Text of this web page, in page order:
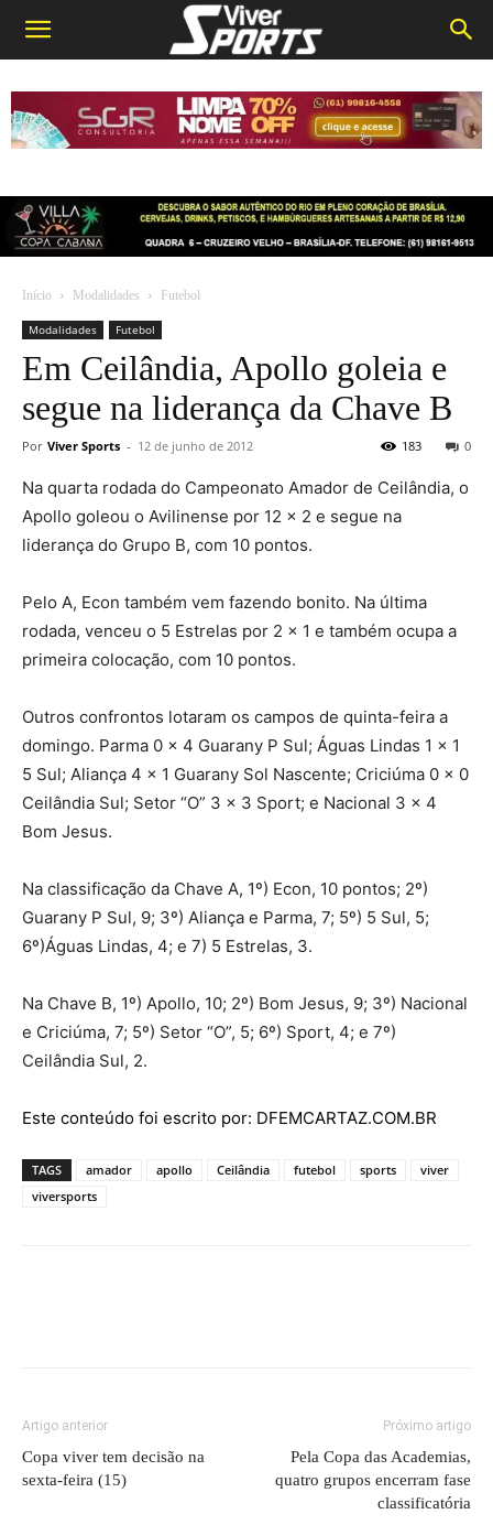
Início Modalidades Futebol
Modalidades Futebol
Em Ceilândia, Apollo goleia e
segue na liderança da Chave B
Por Viver Sports - 12 de junho de 2012 0
183
Na quarta rodada do Campeonato Amador de Ceilândia, o
Apollo goleou o Avilinense por 12 x 2 e segue na
liderança do Grupo B, com 10 pontos.
Pelo A, Econ também vem fazendo bonito. Na última
rodada, venceu o 5 Estrelas por 2 x 1 e também ocupa a
primeira colocação, com 10 pontos.
Outros confrontos lotaram os campos de quinta-feira a
domingo. Parma 0 x 4 Guarany P Sul; Águas Lindas 1 x 1
5 Sul; Aliança 4 x 1 Guarany Sol Nascente; Criciúma 0 x 0
Ceilândia Sul; Setor “O” 3 x 3 Sport; e Nacional 3 x 4
Bom Jesus.
Na classificação da Chave A, 1º) Econ, 10 pontos; 2º)
Guarany P Sul, 9; 3º) Aliança e Parma, 7; 5º) 5 Sul, 5;
6º)Águas Lindas, 4; e 7) 5 Estrelas, 3.
Na Chave B, 1º) Apollo, 10; 2º) Bom Jesus, 9; 3º) Nacional
e Criciúma, 7; 5º) Setor “O”, 5; 6º) Sport, 4; e 7º)
Ceilândia Sul, 2.
Este conteúdo foi escrito por: DFEMCARTAZ.COM.BR
TAGS amador apollo Ceilândia futebol sports
viver
viversports
Artigo anterior
Copa viver tem decisão na
sexta-feira (15)
Próximo artigo
Pela Copa das Academias,
quatro grupos encerram fase
classificatória